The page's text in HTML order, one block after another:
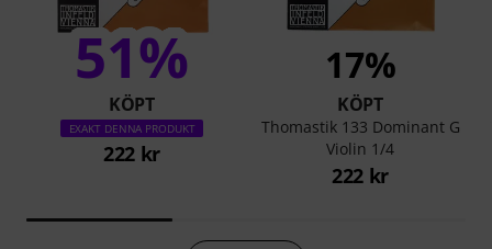
51%
KÖPT
EXAKT DENNA PRODUKT
222 kr
17%
KÖPT
Thomastik 133 Dominant G
Violin 1/4
222 kr